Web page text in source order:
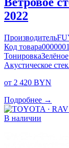
2022
Производитель
Код товара
ТонировкаЗелёное
Акустическое
от 2 420 BYN
Подробнее →
В наличии